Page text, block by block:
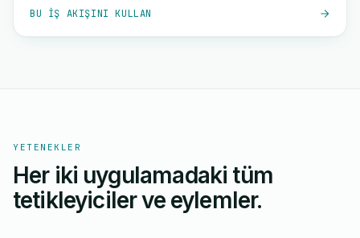
BU IŞ AKIŞINI KULLAN
YETENEKLER
Her iki uygulamadaki tüm
tetikleyiciler ve eylemler.